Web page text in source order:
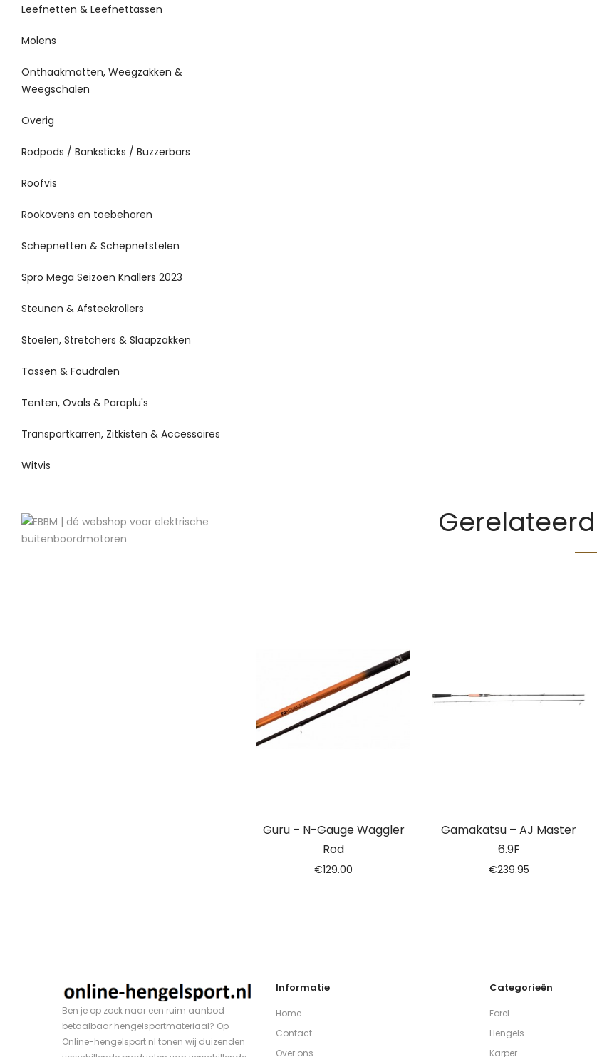
Guru – N-Gauge Waggler
Rod
€129.00
Gamakatsu – AJ Master
6.9F
€239.95
Leefnetten & Leefnettassen
Molens
Onthaakmatten, Weegzakken &
Weegschalen
Overig
Rodpods / Banksticks / Buzzerbars
Roofvis
Rookovens en toebehoren
Schepnetten & Schepnetstelen
Spro Mega Seizoen Knallers 2023
Steunen & Afsteekrollers
Stoelen, Stretchers & Slaapzakken
Tassen & Foudralen
Tenten, Ovals & Paraplu's
Transportkarren, Zitkisten & Accessoires
Witvis
Ben je op zoek naar een ruim aanbod
betaalbaar hengelsportmateriaal? Op
Online-hengelsport.nl tonen wij duizenden
Informatie
Home
Contact
Over ons
Categorieën
Forel
Hengels
Karper